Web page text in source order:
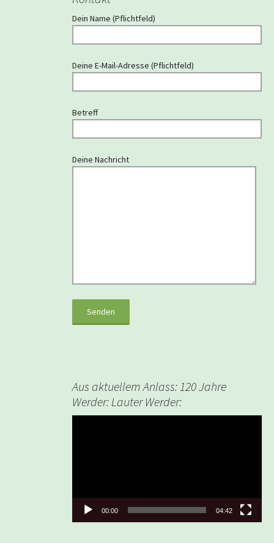
Dein Name (Pflichtfeld)
Deine E-Mail-Adresse (Pflichtfeld)
Betreff
Deine Nachricht
Aus aktuellem Anlass: 120 Jahre
Werder: Lauter Werder:
00:00 04:42